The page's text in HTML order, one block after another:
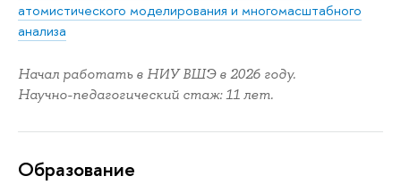
атомистического моделирования и многомасштабного
анализа
Начал работать в НИУ ВШЭ в 2026 году.
Научно-педагогический стаж: 11 лет.
Oбразование